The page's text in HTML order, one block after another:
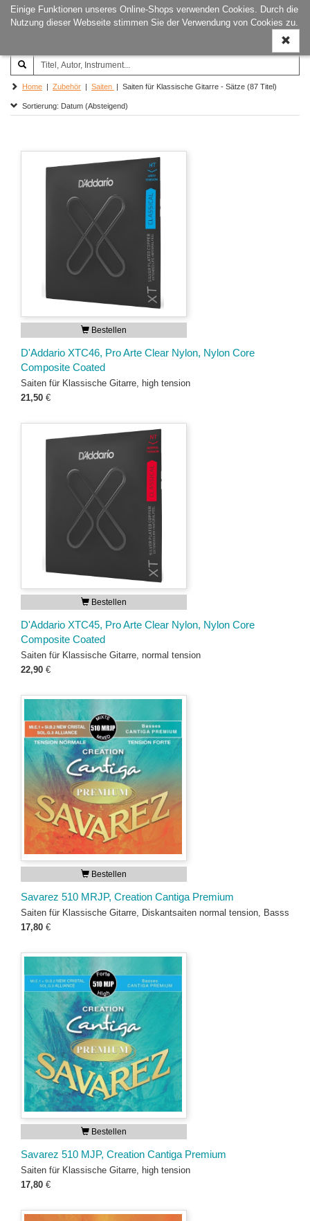
Einige Funktionen unseres Online-Shops verwenden Cookies. Durch die
Nutzung dieser Webseite stimmen Sie der Verwendung von Cookies zu.
ein-/
Joachim‐Trekel‐Musikverlag,
Hamburg
Home | Zubehör | Saiten | Saiten für Klassische Gitarre - Sätze (87 Titel)
Sortierung: Datum (Absteigend)
Bestellen
D'Addario XTC46, Pro Arte Clear Nylon, Nylon Core
Composite Coated
Saiten für Klassische Gitarre, high tension
21,50 €
Bestellen
D'Addario XTC45, Pro Arte Clear Nylon, Nylon Core
Composite Coated
Saiten für Klassische Gitarre, normal tension
22,90 €
Bestellen
Savarez 510 MRJP, Creation Cantiga Premium
Saiten für Klassische Gitarre, Diskantsaiten normal tension, Basss
17,80 €
Bestellen
Savarez 510 MJP, Creation Cantiga Premium
Saiten für Klassische Gitarre, high tension
17,80 €